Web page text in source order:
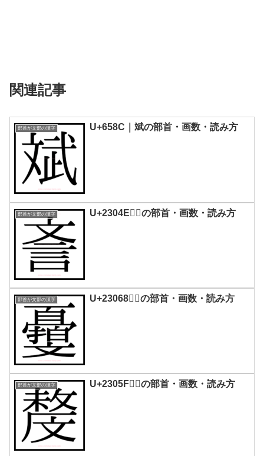
関連記事
部首が文部の漢字 U+658C｜斌の部首・画数・読み方
部首が文部の漢字 U+2304E｜𣁎の部首・画数・読み方
部首が文部の漢字 U+23068｜𣁨の部首・画数・読み方
部首が文部の漢字 U+2305F｜𣁟の部首・画数・読み方